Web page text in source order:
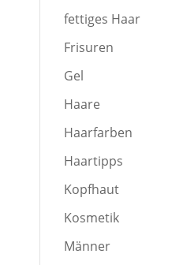
fettiges Haar
Frisuren
Gel
Haare
Haarfarben
Haartipps
Kopfhaut
Kosmetik
Männer